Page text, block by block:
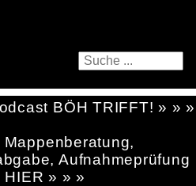
BÖH TRIFFT! » » »
Aufnahmeprüfung
» » »